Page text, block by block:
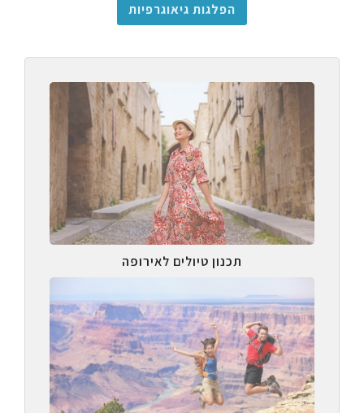
הפלגות גיאוגרפיות
תכנון טיולים לאירופה